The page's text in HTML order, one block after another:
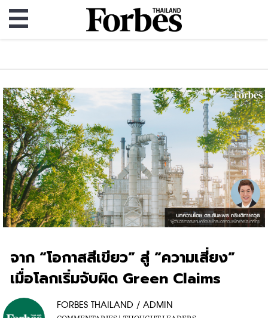
จาก “โอกาสสีเขียว” สู่ “ความเสี่ยง”
เมื่อโลกเริ่มจับผิด Green Claims
FORBES THAILAND / ADMIN